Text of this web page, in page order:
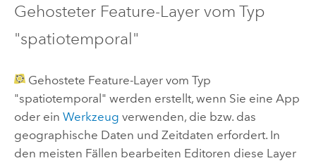
Gehosteter Feature-Layer vom Typ
"spatiotemporal"
Gehostete Feature-Layer vom Typ
"spatiotemporal" werden erstellt, wenn Sie eine App
oder ein Werkzeug verwenden, die bzw. das
geographische Daten und Zeitdaten erfordert. In
den meisten Fällen bearbeiten Editoren diese Layer